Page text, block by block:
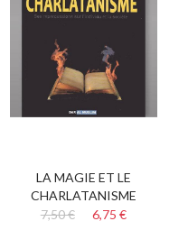
LA MAGIE ET LE
CHARLATANISME
7,50 €
6,75 €